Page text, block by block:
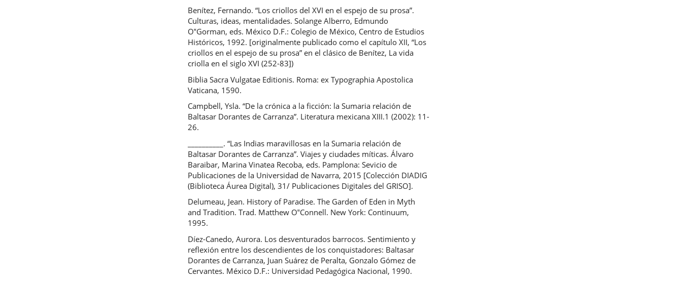
Benítez, Fernando. “Los criollos del XVI en el espejo de su prosa”.
Culturas, ideas, mentalidades. Solange Alberro, Edmundo
O‟Gorman, eds. México D.F.: Colegio de México, Centro de Estudios
Históricos, 1992. [originalmente publicado como el capítulo XII, “Los
criollos en el espejo de su prosa” en el clásico de Benítez, La vida
criolla en el siglo XVI (252-83])
Biblia Sacra Vulgatae Editionis. Roma: ex Typographia Apostolica
Vaticana, 1590.
Campbell, Ysla. “De la crónica a la ficción: la Sumaria relación de
Baltasar Dorantes de Carranza”. Literatura mexicana XIII.1 (2002): 11-
26.
__________. “Las Indias maravillosas en la Sumaria relación de
Baltasar Dorantes de Carranza”. Viajes y ciudades míticas. Álvaro
Baraibar, Marina Vinatea Recoba, eds. Pamplona: Sevicio de
Publicaciones de la Universidad de Navarra, 2015 [Colección DIADIG
(Biblioteca Áurea Digital), 31/ Publicaciones Digitales del GRISO].
Delumeau, Jean. History of Paradise. The Garden of Eden in Myth
and Tradition. Trad. Matthew O‟Connell. New York: Continuum,
1995.
Díez-Canedo, Aurora. Los desventurados barrocos. Sentimiento y
reflexión entre los descendientes de los conquistadores: Baltasar
Dorantes de Carranza, Juan Suárez de Peralta, Gonzalo Gómez de
Cervantes. México D.F.: Universidad Pedagógica Nacional, 1990.